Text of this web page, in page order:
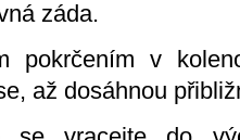
záda.
pokrčením v
až dosáhnou